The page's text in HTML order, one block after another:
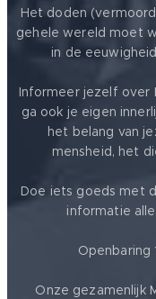
Het doden
gehele wereld moet
in de
Informeer jezelf over
ga ook je eigen
het belang van
mensheid, het
Doe iets goeds met
informatie
Openbaring
Onze gezamenlijk